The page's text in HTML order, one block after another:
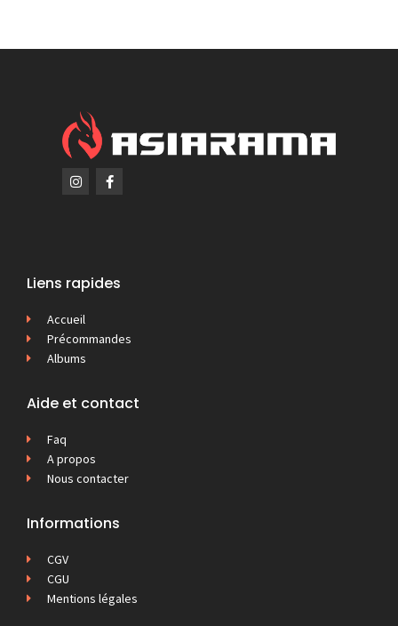
Liens rapides
Accueil
Précommandes
Albums
Aide et contact
Faq
A propos
Nous contacter
Informations
CGV
CGU
Mentions légales